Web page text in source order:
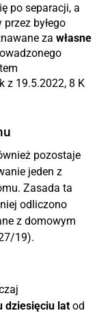
po separacji, a
byłego
za własne
z 19.5.2022, 8 K
pozostaje
jeden z
Zasada ta
odliczono
z domowym
19).
dziesięciu latod